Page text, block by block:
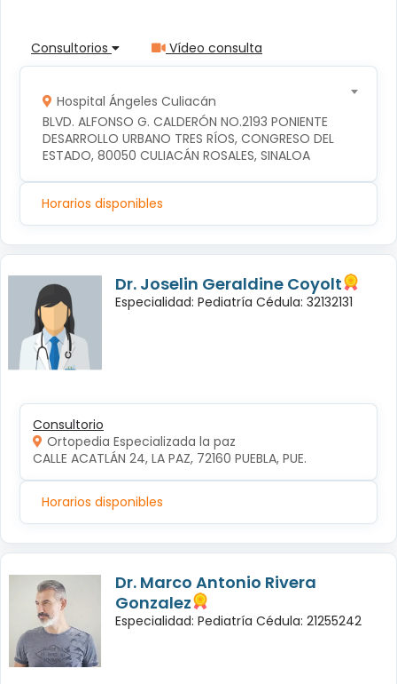
Consultorios Vídeo consulta
Hospital Ángeles Culiacán
BLVD. ALFONSO G. CALDERÓN NO.2193 PONIENTE
DESARROLLO URBANO TRES RÍOS, CONGRESO DEL
ESTADO, 80050 CULIACÁN ROSALES, SINALOA
Horarios disponibles
Dr. Joselin Geraldine Coyolt
Especialidad: Pediatría Cédula: 32132131
Consultorio
Ortopedia Especializada la paz
CALLE ACATLÁN 24, LA PAZ, 72160 PUEBLA, PUE.
Horarios disponibles
Dr. Marco Antonio Rivera
Gonzalez
Especialidad: Pediatría Cédula: 21255242